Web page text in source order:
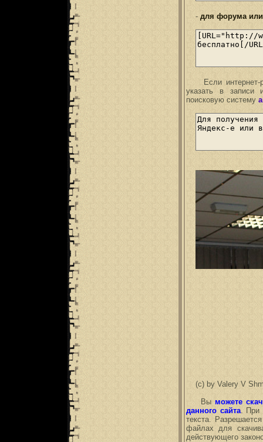
- для форума или
Если интернет-
указать в записи
поисковую систему
(c) by Valery V
Вы можете
данного сайта. При
текста.
файлах для
действующего